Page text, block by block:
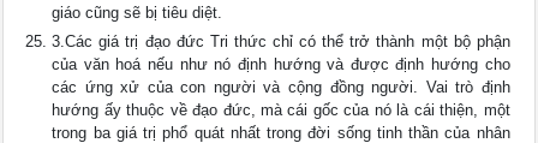
giáo cũng sẽ bị tiêu diệt.
3.Các giá trị đạo đức Tri thức chỉ có thể trở thành một bộ phận
của văn hoá nếu như nó định hướng và được định hướng cho
các ứng xử của con người và cộng đồng người. Vai trò định
hướng ấy thuộc về đạo đức, mà cái gốc của nó là cái thiện, một
trong ba giá trị phổ quát nhất trong đời sống tinh thần của nhân